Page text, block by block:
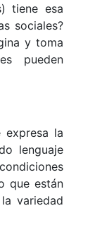
tiene esa
sociales?
y toma
pueden
expresa la
lenguaje
que están
variedad